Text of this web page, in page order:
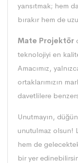
yansıtmak; hem
bırakır hem de
Mate Projektör
teknolojiyi en
Amacımız,
ortaklarımızın
davetlilere
Unutmayın,
unutulmaz olsun!
hem de
bir yer